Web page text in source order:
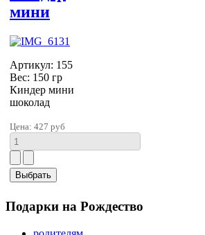
мини
Артикул: 155
Вес: 150 гр
Киндер мини
шоколад
Цена: 427 руб
Подарки на Рождество